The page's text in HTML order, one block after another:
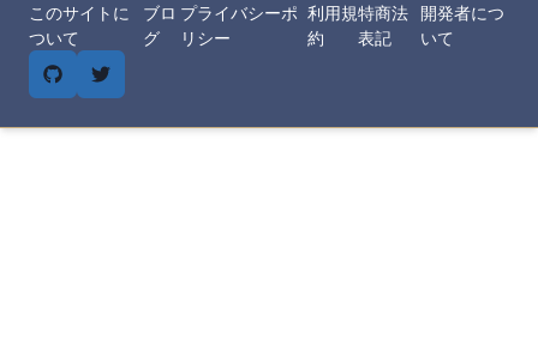
このサイトに
ついて
ブロ
グ
プライバシーポ
リシー
利用規
約
特商法
表記
開発者につ
いて